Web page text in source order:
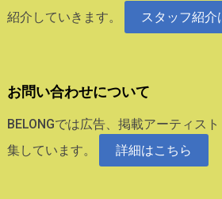
紹介していきます。
スタッフ紹介
お問い合わせについて
BELONGでは広告、掲載アーティス
集しています。
詳細はこちら